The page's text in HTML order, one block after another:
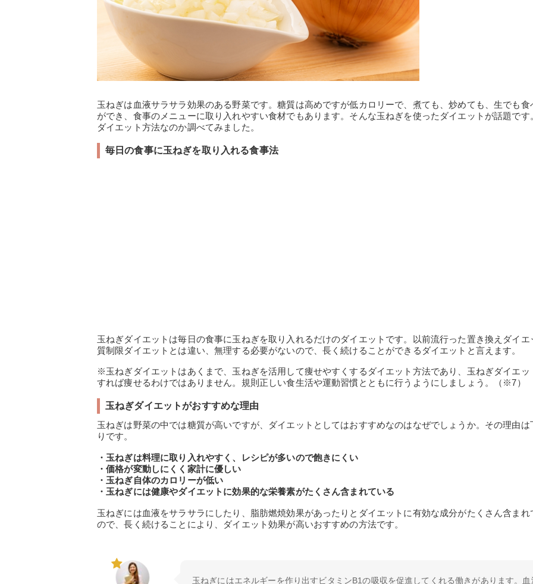
玉ねぎは血液サラサラ効果のある野菜です。糖質は高めですが低カロリーで、煮ても、炒めても、生でも食
ができ、食事のメニューに取り入れやすい食材でもあります。そんな玉ねぎを使ったダイエットが話題です
ダイエット方法なのか調べてみました。
毎日の食事に玉ねぎを取り入れる食事法
玉ねぎダイエットは毎日の食事に玉ねぎを取り入れるだけのダイエットです。以前流行った置き換えダイエ
質制限ダイエットとは違い、無理する必要がないので、長く続けることができるダイエットと言えます。
※玉ねぎダイエットはあくまで、玉ねぎを活用して痩せやすくするダイエット方法であり、玉ねぎダイエッ
すれば痩せるわけではありません。規則正しい食生活や運動習慣とともに行うようにしましょう。（※7）
玉ねぎダイエットがおすすめな理由
玉ねぎは野菜の中では糖質が高いですが、ダイエットとしてはおすすめなのはなぜでしょうか。その理由は
りです。
・玉ねぎは料理に取り入れやすく、レシピが多いので飽きにくい
・価格が変動しにくく家計に優しい
・玉ねぎ自体のカロリーが低い
・玉ねぎには健康やダイエットに効果的な栄養素がたくさん含まれている
玉ねぎには血液をサラサラにしたり、脂肪燃焼効果があったりとダイエットに有効な成分がたくさん含まれ
ので、長く続けることにより、ダイエット効果が高いおすすめの方法です。
玉ねぎにはエネルギーを作り出すビタミンB1の吸収を促進してくれる働きがあります。血